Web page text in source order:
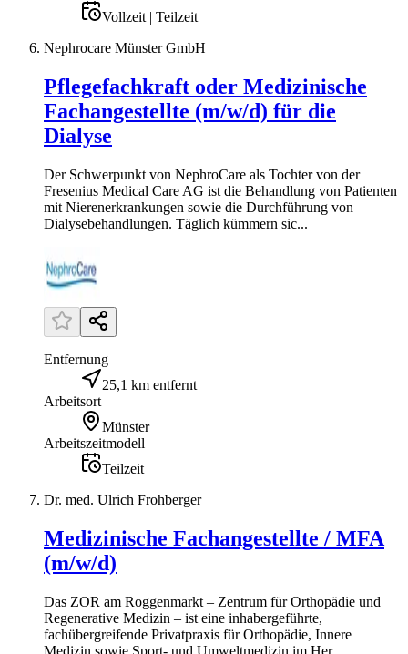
Vollzeit | Teilzeit
Nephrocare Münster GmbH
Pflegefachkraft oder Medizinische
Fachangestellte (m/w/d) für die
Dialyse
Der Schwerpunkt von NephroCare als Tochter von der
Fresenius Medical Care AG ist die Behandlung von Patienten
mit Nierenerkrankungen sowie die Durchführung von
Dialysebehandlungen. Täglich kümmern sic...
Entfernung
25,1 km entfernt
Arbeitsort
Münster
Arbeitszeitmodell
Teilzeit
Dr. med. Ulrich Frohberger
Medizinische Fachangestellte / MFA
(m/w/d)
Das ZOR am Roggenmarkt – Zentrum für Orthopädie und
Regenerative Medizin – ist eine inhabergeführte,
fachübergreifende Privatpraxis für Orthopädie, Innere
Medizin sowie Sport- und Umweltmedizin im Her...